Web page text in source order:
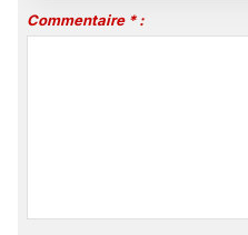
Commentaire * :